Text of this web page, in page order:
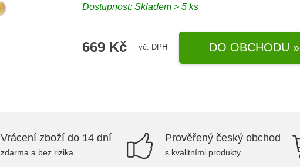
Dostupnost: Skladem > 5 ks
669 Kč vč. DPH DO OBCHODU »
Vrácení zboží do 14 dní
zdarma a bez rizika
Prověřený český obchod
s kvalitními produkty